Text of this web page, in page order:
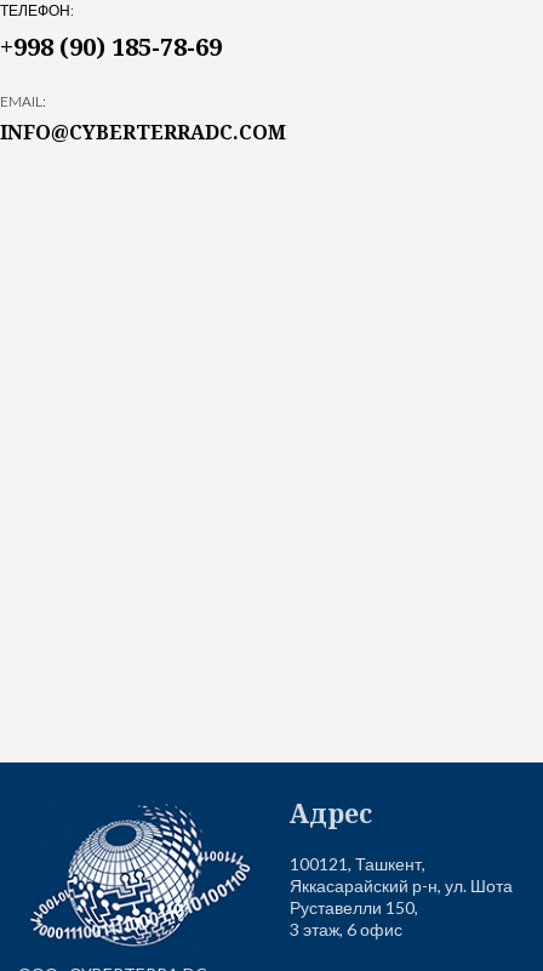
ТЕЛЕФОН:
+998 (90) 185-78-69
EMAIL:
INFO@CYBERTERRADC.COM
Адрес
100121, Ташкент,
Яккасарайский р-н, ул. Шота
Руставелли 150,
3 этаж, 6 офис